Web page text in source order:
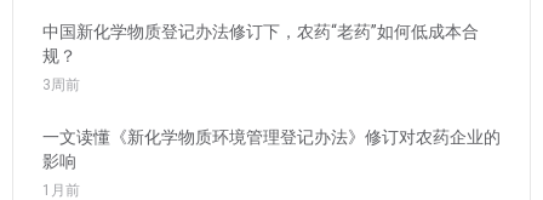
中国新化学物质登记办法修订下，农药“老药”如何低成本合
规？
3周前
一文读懂《新化学物质环境管理登记办法》修订对农药企业的
影响
1月前